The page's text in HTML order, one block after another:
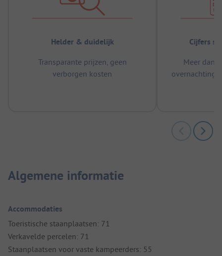
Helder & duidelijk
Transparante prijzen, geen
verborgen kosten
Cijfers
Meer dan
Algemene informatie
Accommodaties
Toeristische staanplaatsen: 71
Verkavelde percelen: 71
Staanplaatsen voor vaste kampeerders: 55